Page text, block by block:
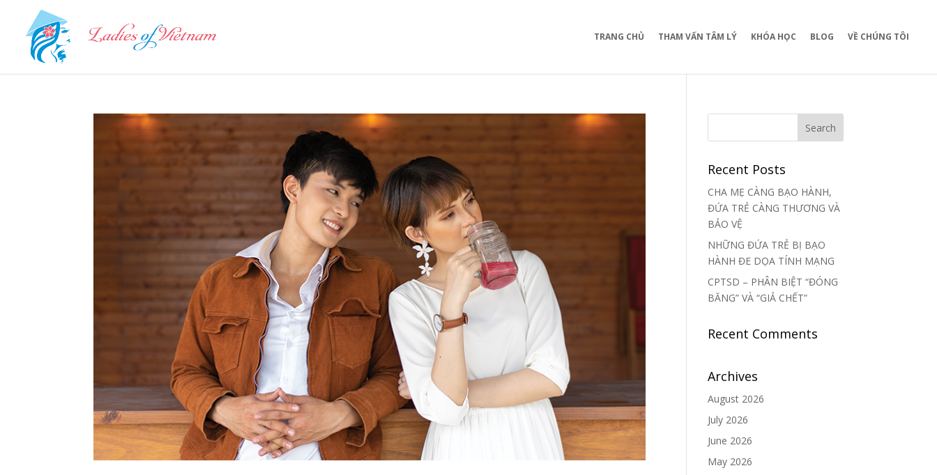
TRANG CHỦ THAM VẤN TÂM LÝ KHÓA HỌC BLOG VỀ CHÚNG TÔI
Recent Posts
CHA MẸ CÀNG BẠO HÀNH,
ĐỨA TRẺ CÀNG THƯƠNG VÀ
BẢO VỆ
NHỮNG ĐỨA TRẺ BỊ BẠO
HÀNH ĐE DỌA TÍNH MẠNG
CPTSD – PHÂN BIỆT “ĐÓNG
BĂNG” VÀ “GIẢ CHẾT”
Recent Comments
Archives
August 2026
July 2026
June 2026
May 2026